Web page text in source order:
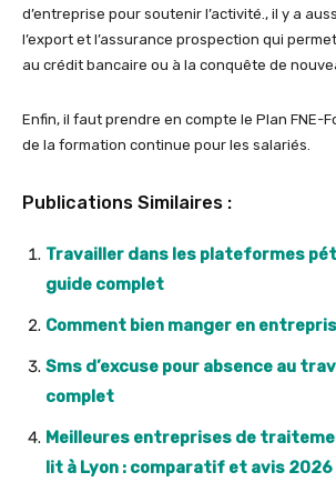
d’entreprise pour soutenir l’activité., il y a
l’export et l’assurance prospection qui
au crédit bancaire ou à la conquête de
Enfin, il faut prendre en compte le Plan FNE-
de la formation continue pour les salariés.
Publications Similaires :
Travailler dans les plateformes
guide complet
Comment bien manger en
Sms d’excuse pour absence au
complet
Meilleures entreprises de
lit à Lyon : comparatif et avis 2026